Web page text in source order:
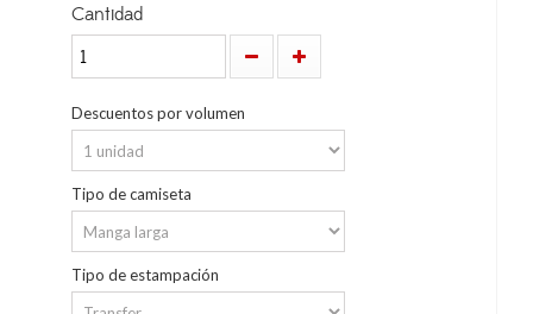
Cantidad
Descuentos por volumen
Tipo de camiseta
Tipo de estampación